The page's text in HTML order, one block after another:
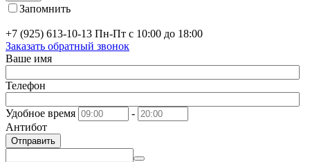
Запомнить
+7 (925) 613-10-13 Пн-Пт с 10:00 до 18:00
Заказать обратный звонок
Ваше имя
Телефон
Удобное время
-
Антибот
Отправить